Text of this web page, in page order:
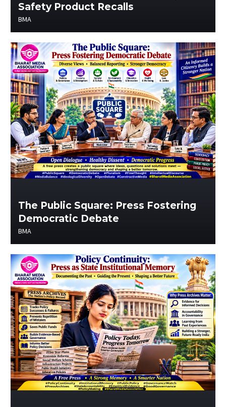
Safety Product Recalls
BMA
The Public Square: Press Fostering
Democratic Debate
BMA